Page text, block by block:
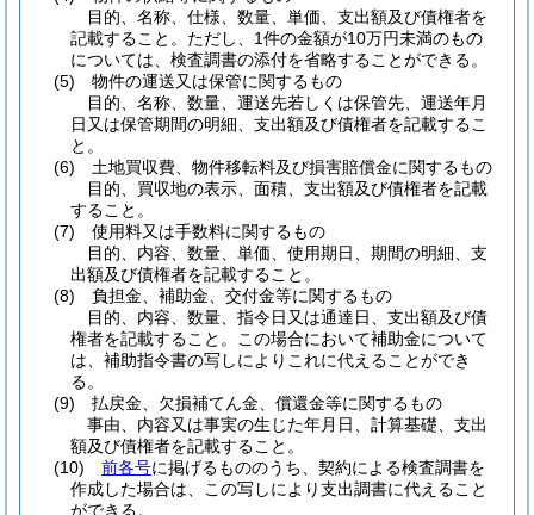
目的、名称、仕様、数量、単価、支出額及び債権者を
記載すること。ただし、1件の金額が10万円未満のもの
については、検査調書の添付を省略することができる。
(5)
物件の運送又は保管に関するもの
目的、名称、数量、運送先若しくは保管先、運送年月
日又は保管期間の明細、支出額及び債権者を記載するこ
と。
(6)
土地買収費、物件移転料及び損害賠償金に関するもの
目的、買収地の表示、面積、支出額及び債権者を記載
すること。
(7)
使用料又は手数料に関するもの
目的、内容、数量、単価、使用期日、期間の明細、支
出額及び債権者を記載すること。
(8)
負担金、補助金、交付金等に関するもの
目的、内容、数量、指令日又は通達日、支出額及び債
権者を記載すること。この場合において補助金について
は、補助指令書の写しによりこれに代えることができ
る。
(9)
払戻金、欠損補てん金、償還金等に関するもの
事由、内容又は事実の生じた年月日、計算基礎、支出
額及び債権者を記載すること。
(10)
前各号に掲げるもののうち、契約による検査調書を
作成した場合は、この写しにより支出調書に代えること
ができる。